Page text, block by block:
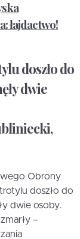
łajdactwo!
doszło do
dwie
Obrony
doszło do
dwie osoby.
–